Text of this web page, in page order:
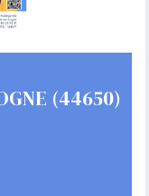
(44650)